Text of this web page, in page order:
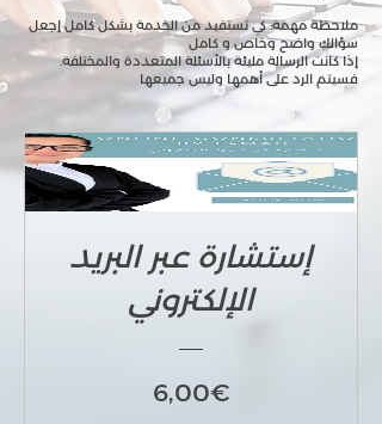
ملاحظة مهمة: كي تستفید من الخدمة بشكل كامل إجعل
سؤالك واضح وخاص و كامل
.إذا كانت الرسالة ملیئة بالأسئلة المتعددة والمختلفة
فسیتم الرد على أهمها ولیس جمیعها
إستشارة عبر البريد
الإلكتروني
6,00€السعر